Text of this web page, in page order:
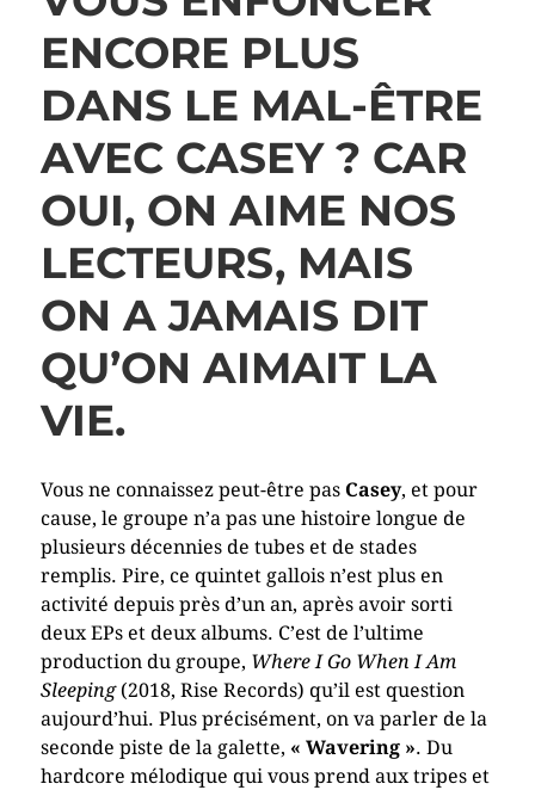
ENCORE PLUS
DANS LE MAL-ÊTRE
AVEC CASEY ? CAR
OUI, ON AIME NOS
LECTEURS, MAIS
ON A JAMAIS DIT
QU’ON AIMAIT LA
VIE.
Vous ne connaissez peut-être pas Casey, et pour
cause, le groupe n’a pas une histoire longue de
plusieurs décennies de tubes et de stades
remplis. Pire, ce quintet gallois n’est plus en
activité depuis près d’un an, après avoir sorti
deux EPs et deux albums. C’est de l’ultime
production du groupe, Where I Go When I Am
Sleeping(2018, Rise Records) qu’il est question
aujourd’hui. Plus précisément, on va parler de la
seconde piste de la galette, « Wavering ». Du
hardcore mélodique qui vous prend aux tripes et